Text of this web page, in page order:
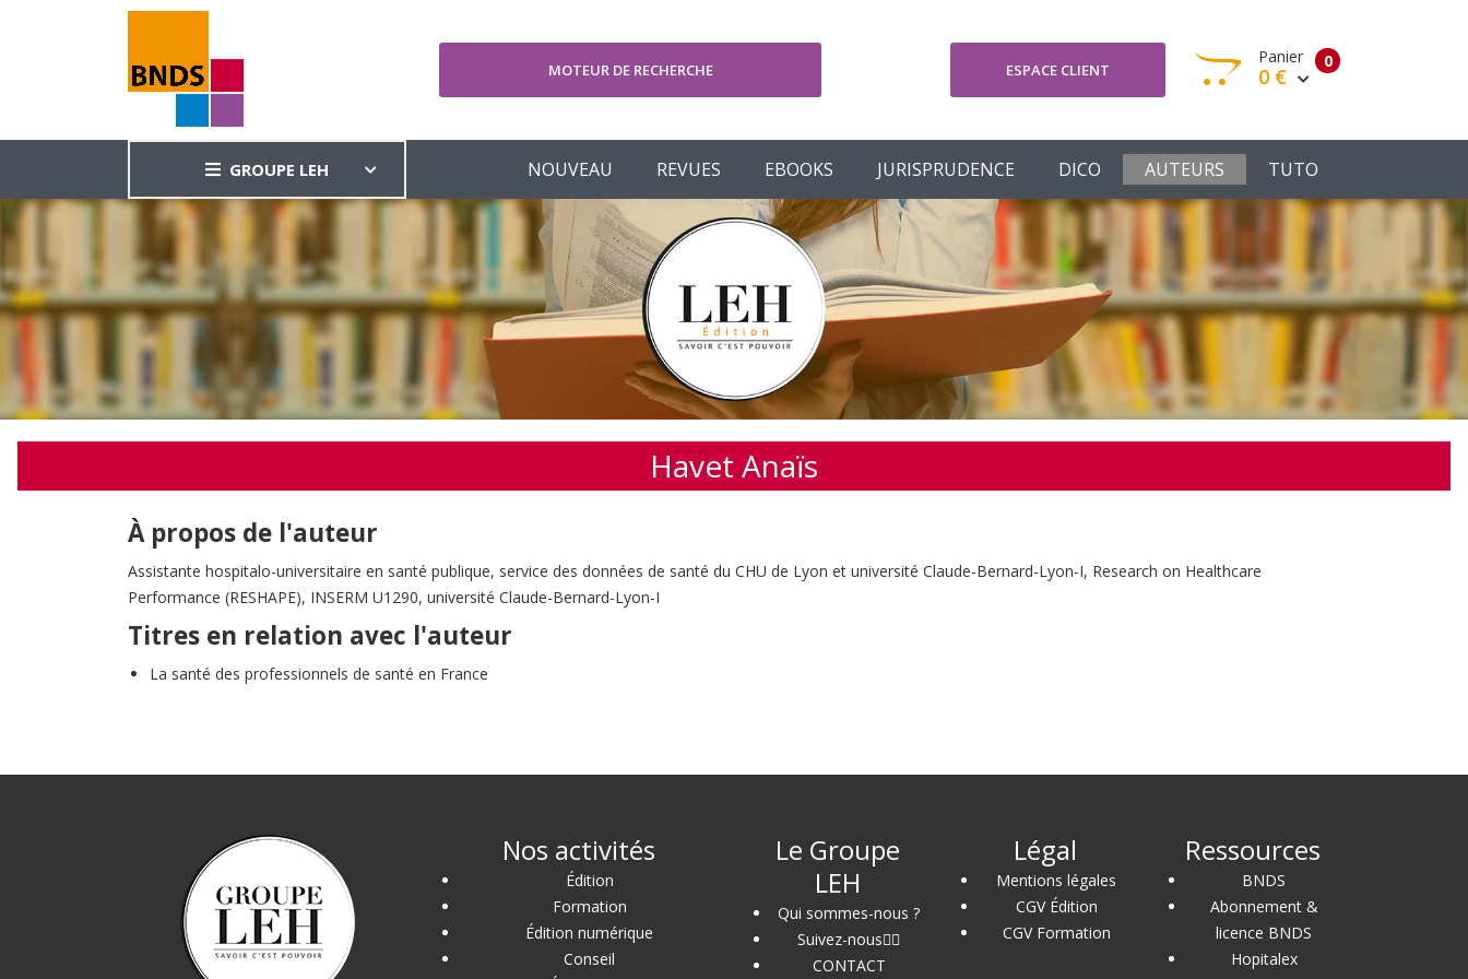
MOTEUR DE RECHERCHE ESPACE CLIENT 0
Panier
0 €
Votre panier est vide
Votre Panier Commander
GROUPE LEH NOUVEAU REVUES EBOOKS JURISPRUDENCE DICO AUTEURS TUTO
Havet Anaïs
À propos de l'auteur
Assistante hospitalo-universitaire en santé publique, service des données de santé du CHU de Lyon et université Claude-Bernard-Lyon-I, Research on Healthcare
Performance (RESHAPE), INSERM U1290, université Claude-Bernard-Lyon-I
Titres en relation avec l'auteur
La santé des professionnels de santé en France
Nos activités
Édition
Formation
Édition numérique
Conseil
Le Groupe
LEH
Qui sommes-nous ?
Suivez-nous
CONTACT
Légal
Mentions légales
CGV Édition
CGV Formation
Ressources
BNDS
Abonnement &
licence BNDS
Hopitalex